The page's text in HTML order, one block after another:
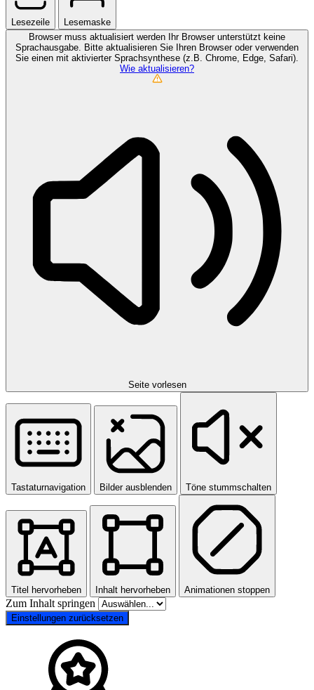
Lesezeile
Lesemaske
Browser muss aktualisiert werden Ihr Browser unterstützt keine
Sprachausgabe. Bitte aktualisieren Sie Ihren Browser oder verwenden
Sie einen mit aktivierter Sprachsynthese (z.B. Chrome, Edge, Safari).
Wie aktualisieren?
Seite vorlesen
Tastaturnavigation Bilder ausblenden Töne stummschalten
Titel hervorheben Inhalt hervorheben Animationen stoppen
Zum Inhalt springen
Einstellungen zurücksetzen